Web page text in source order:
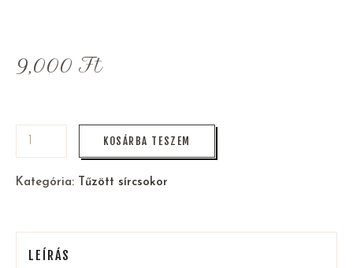
9,000 Ft
KOSÁRBA TESZEM
Kategória: Tűzött sírcsokor
LEÍRÁS